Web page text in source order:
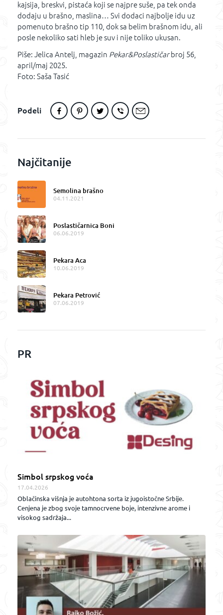
kajsija, breskvi, pistaća koji se najpre suše, pa tek onda
dodaju u brašno, maslina… Svi dodaci najbolje idu uz
pomenuto brašno tip 110, dok sa belim brašnom idu, ali
posle nekoliko sati hleb je suv i nije toliko ukusan.
Piše: Jelica Antelj, magazin Pekar&Poslastičarbroj 56,
april/maj 2025.
Foto: Saša Tasić
Podeli
Najčitanije
Semolina brašno
04.11.2021
Poslastičarnica Boni
06.06.2019
Pekara Aca
10.06.2019
Pekara Petrović
07.06.2019
PR
Simbol srpskog voća
17.04.2026
Oblačinska višnja je autohtona sorta iz jugoistočne Srbije.
Cenjena je zbog svoje tamnocrvene boje, intenzivne arome i
visokog sadržaja...